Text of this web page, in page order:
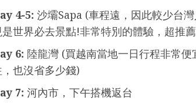
4-5: 沙壩Sapa (車程遠，因此較少台
世界必去景點!非常特別的體驗，超推
6: 陸龍灣 (買越南當地一日行程非常
也沒省多少錢)
7: 河內市，下午搭機返台